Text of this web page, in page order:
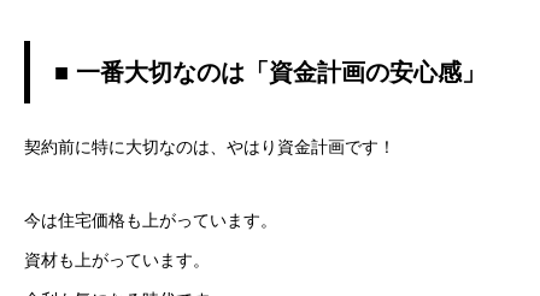
■ 一番大切なのは「資金計画の安心感」
契約前に特に大切なのは、やはり資金計画です！
今は住宅価格も上がっています。
資材も上がっています。